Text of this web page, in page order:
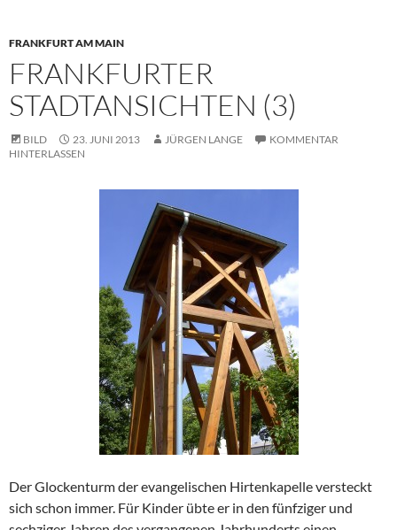
FRANKFURT AM MAIN
FRANKFURTER
STADTANSICHTEN (3)
BILD 23. JUNI 2013 JÜRGEN LANGE
KOMMENTAR
HINTERLASSEN
Der Glockenturm der evangelischen Hirtenkapelle versteckt
sich schon immer. Für Kinder übte er in den fünfziger und